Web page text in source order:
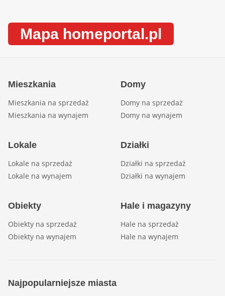
Mapa homeportal.pl
Mieszkania
Mieszkania na sprzedaż
Mieszkania na wynajem
Domy
Domy na sprzedaż
Domy na wynajem
Lokale
Lokale na sprzedaż
Lokale na wynajem
Działki
Działki na sprzedaż
Działki na wynajem
Obiekty
Obiekty na sprzedaż
Obiekty na wynajem
Hale i magazyny
Hale na sprzedaż
Hale na wynajem
Najpopularniejsze miasta